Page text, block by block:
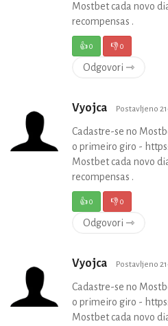
Mostbet cada novo
recompensas .
👍0 👎0
Odgovori ⇾
Vyojca Postavljeno
Cadastre-se no
o primeiro giro -
Mostbet cada novo
recompensas .
👍0 👎0
Odgovori ⇾
Vyojca Postavljeno
Cadastre-se no
o primeiro giro -
Mostbet cada novo